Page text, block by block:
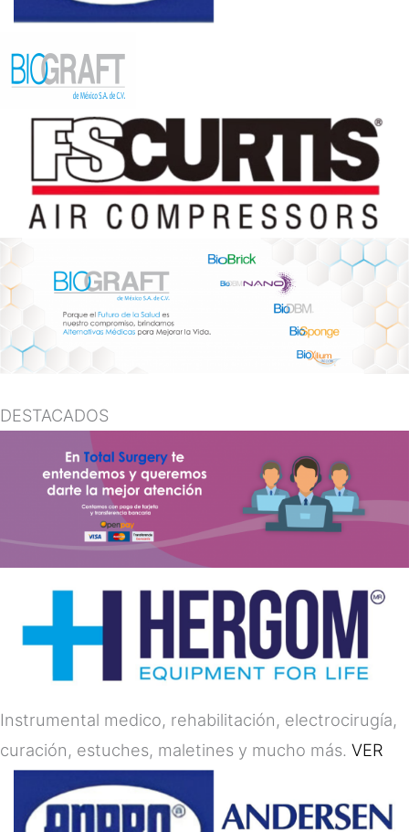
DESTACADOS
Instrumental medico, rehabilitación, electrocirugía,
curación, estuches, maletines y mucho más. VER